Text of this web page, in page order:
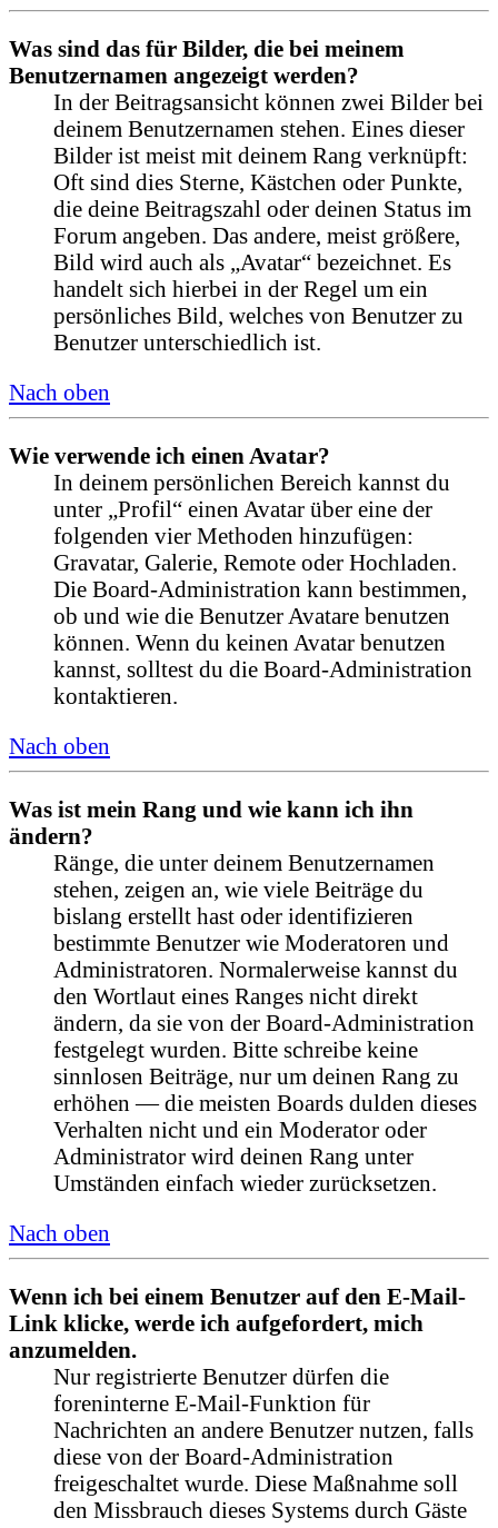
Was sind das für Bilder, die bei meinem
Benutzernamen angezeigt werden?
In der Beitragsansicht können zwei Bilder bei
deinem Benutzernamen stehen. Eines dieser
Bilder ist meist mit deinem Rang verknüpft:
Oft sind dies Sterne, Kästchen oder Punkte,
die deine Beitragszahl oder deinen Status im
Forum angeben. Das andere, meist größere,
Bild wird auch als „Avatar“ bezeichnet. Es
handelt sich hierbei in der Regel um ein
persönliches Bild, welches von Benutzer zu
Benutzer unterschiedlich ist.
Nach oben
Wie verwende ich einen Avatar?
In deinem persönlichen Bereich kannst du
unter „Profil“ einen Avatar über eine der
folgenden vier Methoden hinzufügen:
Gravatar, Galerie, Remote oder Hochladen.
Die Board-Administration kann bestimmen,
ob und wie die Benutzer Avatare benutzen
können. Wenn du keinen Avatar benutzen
kannst, solltest du die Board-Administration
kontaktieren.
Nach oben
Was ist mein Rang und wie kann ich ihn
ändern?
Ränge, die unter deinem Benutzernamen
stehen, zeigen an, wie viele Beiträge du
bislang erstellt hast oder identifizieren
bestimmte Benutzer wie Moderatoren und
Administratoren. Normalerweise kannst du
den Wortlaut eines Ranges nicht direkt
ändern, da sie von der Board-Administration
festgelegt wurden. Bitte schreibe keine
sinnlosen Beiträge, nur um deinen Rang zu
erhöhen — die meisten Boards dulden dieses
Verhalten nicht und ein Moderator oder
Administrator wird deinen Rang unter
Umständen einfach wieder zurücksetzen.
Nach oben
Wenn ich bei einem Benutzer auf den E-Mail-
Link klicke, werde ich aufgefordert, mich
anzumelden.
Nur registrierte Benutzer dürfen die
foreninterne E-Mail-Funktion für
Nachrichten an andere Benutzer nutzen, falls
diese von der Board-Administration
freigeschaltet wurde. Diese Maßnahme soll
den Missbrauch dieses Systems durch Gäste